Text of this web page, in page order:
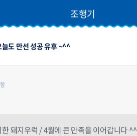
조행기
도 만선 성공 유후 ~^^
돼지우럭 / 4월에 큰 만족을 이어갑니다 ^^